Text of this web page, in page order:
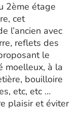
2ème étage
cet
l’ancien avec
reflets des
le
moelleux, à la
bouilloire
etc, etc …
plaisir et éviter